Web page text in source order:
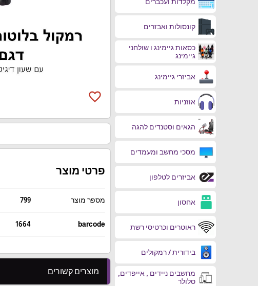
קונסולות ואבזרים
כסאות גיימינג ו שולחני
גיימינג
אביזרי גיימינג
אוזניות
הגאים וסטנדים להגה
מסכי מחשב ומעמדים
אביזרים לטלפון
אחסון
ראוטרים וכרטיסי רשת
בידורית / רמקולים
מחשבים ניידים , אייפדים,
סלולר
favorite_border
פרטי מוצר
מספר מוצר 799
barcode
1664
מוצרים קשורים